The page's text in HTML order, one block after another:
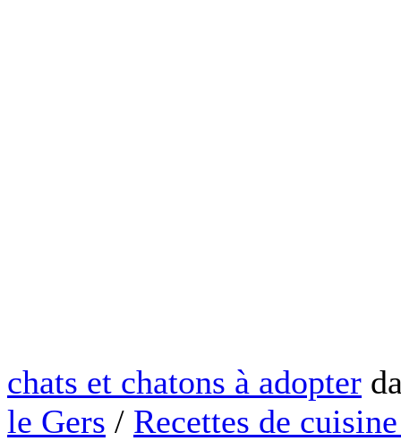
chats et chatons à adopter
le Gers / Recettes de